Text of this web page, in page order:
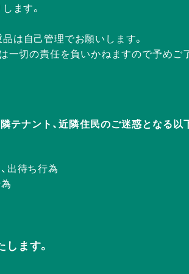
ます。
は自己管理でお願いします。
一切の責任を負いかねますので予めご
テナント、近隣住民のご迷惑となる
出待ち行為
ます。